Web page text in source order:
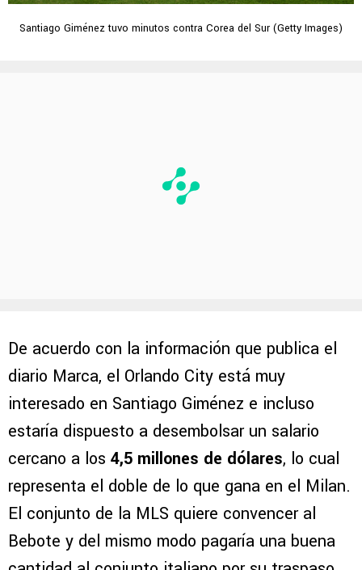
Santiago Giménez tuvo minutos contra Corea del Sur (Getty Images)
De acuerdo con la información que publica el
diario Marca, el Orlando City está muy
interesado en Santiago Giménez e incluso
estaría dispuesto a desembolsar un salario
cercano a los 4,5 millones de dólares, lo cual
representa el doble de lo que gana en el Milan.
El conjunto de la MLS quiere convencer al
Bebote y del mismo modo pagaría una buena